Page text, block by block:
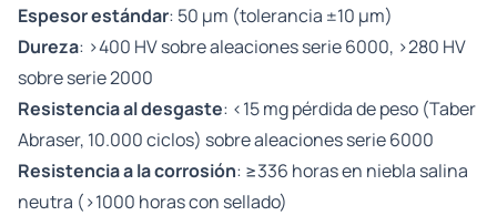
Espesor estándar: 50 µm (tolerancia ±10 µm)
Dureza: >400 HV sobre aleaciones serie 6000, >280 HV
sobre serie 2000
Resistencia al desgaste: <15 mg pérdida de peso (Taber
Abraser, 10.000 ciclos) sobre aleaciones serie 6000
Resistencia a la corrosión: ≥336 horas en niebla salina
neutra (>1000 horas con sellado)